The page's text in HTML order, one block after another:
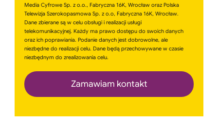
Media Cyfrowe Sp. z o.o., Fabryczna 16K, Wrocław oraz Polska
Telewizja Szerokopasmowa Sp. z o.o, Fabryczna 16K, Wrocław.
Dane zbierane są w celu obsługi i realizacji usługi
telekomunikacyjnej. Każdy ma prawo dostępu do swoich danych
oraz ich poprawiania. Podanie danych jest dobrowolne, ale
niezbędne do realizacji celu. Dane będą przechowywane w czasie
niezbędnym do zrealizowania celu.